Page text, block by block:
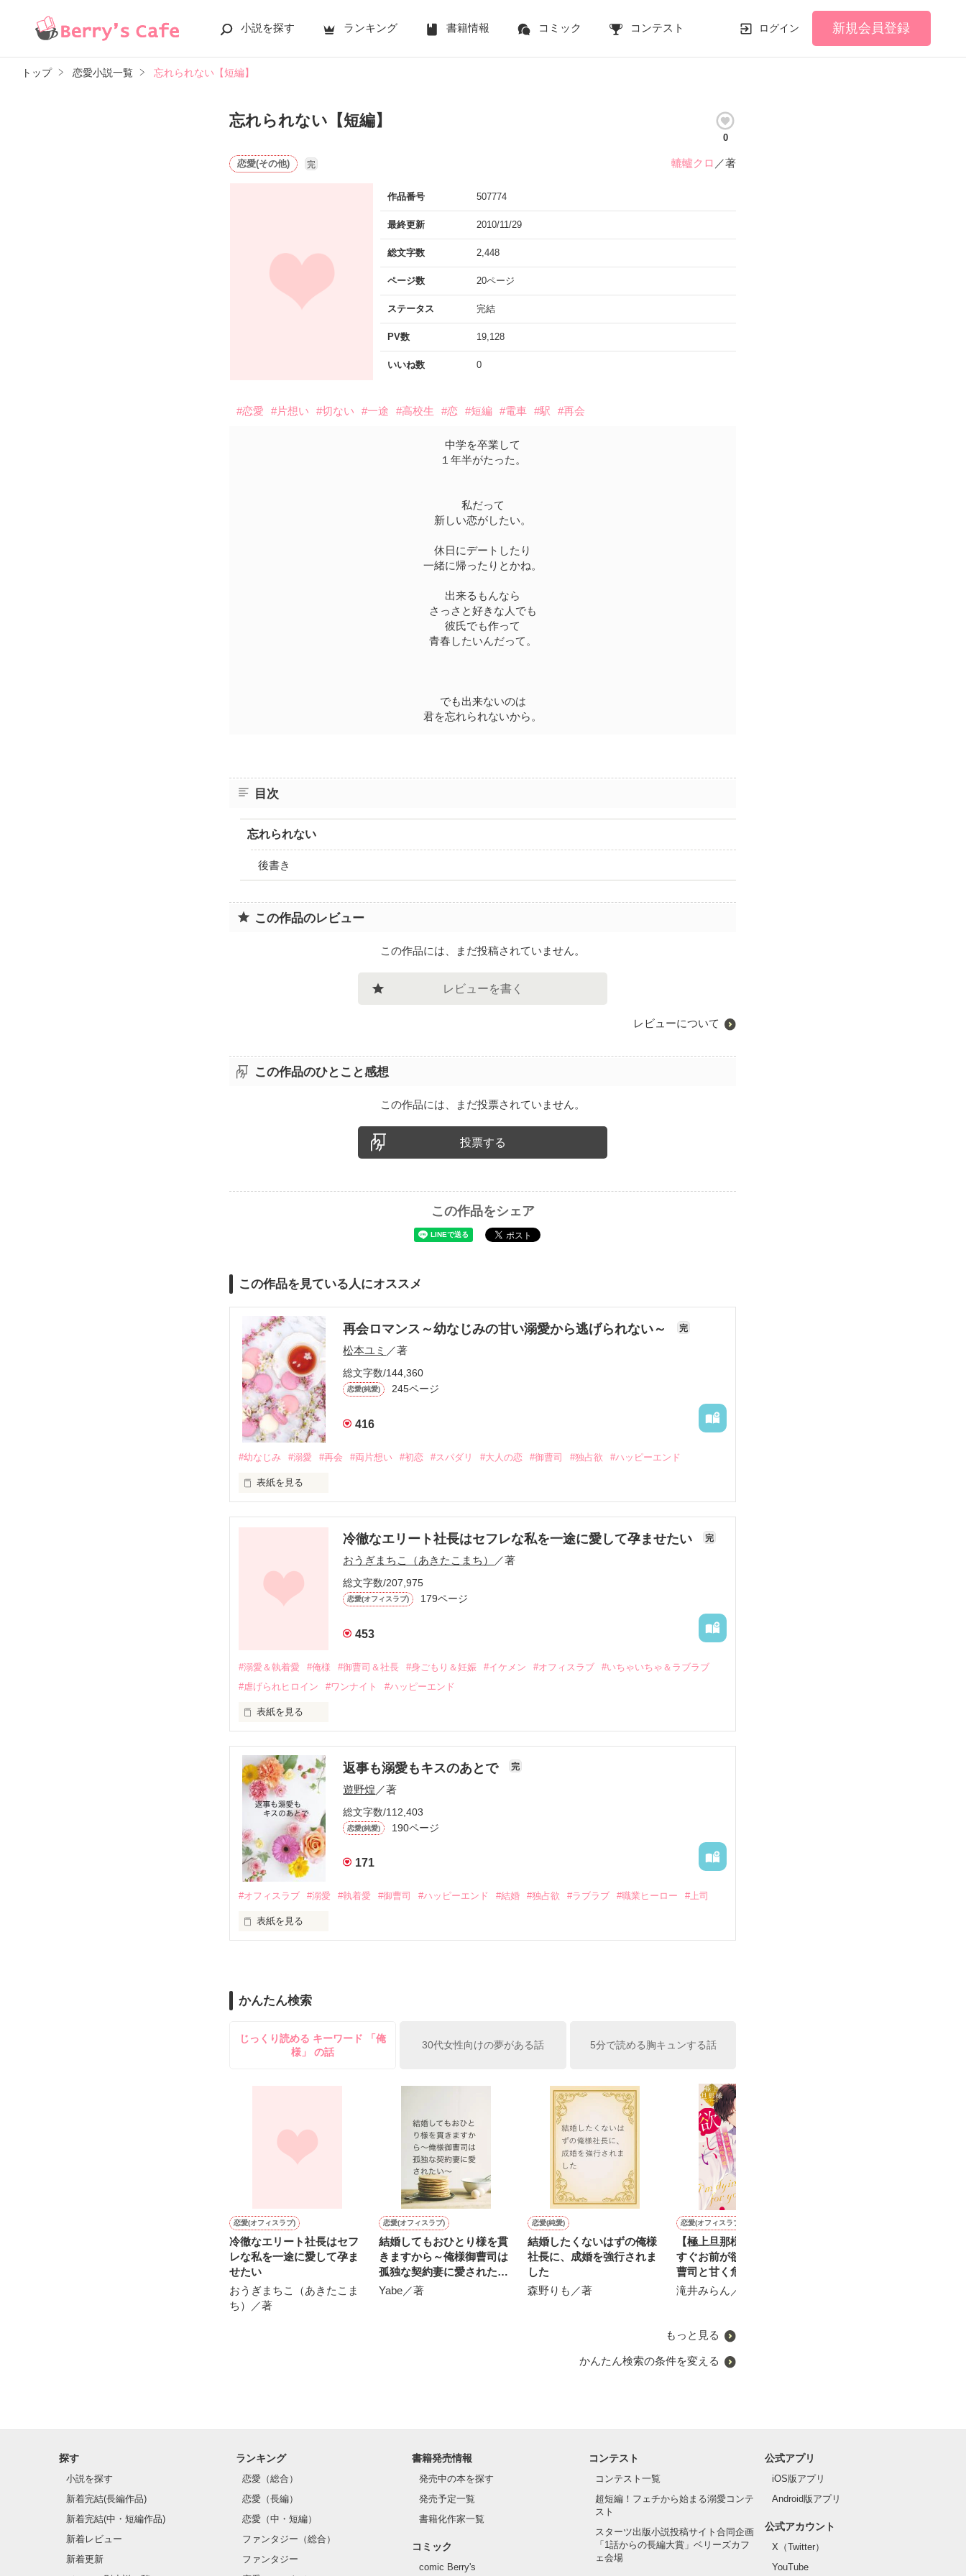
小説を探す ランキング 書籍情報 コミック コンテスト ログイン 新規会員登録
トップ 恋愛小説一覧 忘れられない【短編】
忘れられない【短編】
0
恋愛(その他) 完 轆轤クロ ／著
作品番号 507774
最終更新 2010/11/29
総文字数 2,448
ページ数 20ページ
ステータス 完結
PV数 19,128
いいね数 0
#恋愛 #片想い #切ない #一途 #高校生 #恋 #短編 #電車 #駅 #再会
中学を卒業して
１年半がたった。
私だって
新しい恋がしたい。
休日にデートしたり
一緒に帰ったりとかね。
出来るもんなら
さっさと好きな人でも
彼氏でも作って
青春したいんだって。
でも出来ないのは
君を忘れられないから。
目次
忘れられない
後書き
この作品のレビュー
この作品には、まだ投稿されていません。
レビューを書く
レビューについて
この作品のひとこと感想
この作品には、まだ投票されていません。
投票する
この作品をシェア
この作品を見ている人にオススメ
再会ロマンス～幼なじみの甘い溺愛から逃げられない～ 完
松本ユミ ／著
総文字数/144,360
恋愛(純愛) 245ページ
416
#幼なじみ #溺愛 #再会 #両片想い #初恋 #スパダリ #大人の恋 #御曹司 #独占欲 #ハッピーエンド
表紙を見る
しかし、ある出来事をきっかけに二人の関係は壊れてしまう。
関係修復もできないまま、美桜は両親の離婚によって
引っ越すことになり、哲平とも離れ離れになった。
そして、ひょんなことから
酔った勢いで一夜を共にしてしまった。
さらに、美桜が初めてだと知った哲平は
甘やかしてくる。
そんなある日、哲平は美桜がストーカー被害に
遭っていることを知る。
美桜を守るため、哲平は同居を提案してきて――。
夏木美桜(なつきみお)
✕
鳴海哲平 (なるみてっぺい)
止まっていたはずの二人の時間が、再び動き出す。
冷徹なエリート社長はセフレな私を一途に愛して孕ませたい 完
おうぎまちこ（あきたこまち） ／著
総文字数/207,975
恋愛(オフィスラブ) 179ページ
453
#溺愛＆執着愛 #俺様 #御曹司＆社長 #身ごもり＆妊娠 #イケメン #オフィスラブ
#いちゃいちゃ＆ラブラブ
#虐げられヒロイン
#ワンナイト #ハッピーエンド
表紙を見る
帰国後、美桜は新しい職場でワンナイトした美青年と再会。なんと彼の正体は、とある財閥御曹司に
も関わらず、一族を離れて起業した新進気鋭の実業家、社内でも冷徹だと評判な社長――御影恭司その
人だったのだ――！
なぜか恭司から飼い猫の世話係を命じられた美桜は、猫の世話を口実にしばしば呼び出された上、二
返事も溺愛もキスのあとで 完
遊野煌 ／著
総文字数/112,403
恋愛(純愛) 190ページ
171
#オフィスラブ #溺愛 #執着愛 #御曹司 #ハッピーエンド #結婚 #独占欲 #ラブラブ #職業ヒーロー #上司
表紙を見る
雪瀬鷹哉（29）が『──俺と結婚してくれないか』といきなりプロポーズをしてきた上、同居まで提案
鷹哉『宜しくな、俺の雛子』🦅
雛子『俺の……ひぃ、雛子？！！！』🐥
シゴデキで冷徹な上司が見せる素顔は、なぜか想像以上に甘くて……🐥💓🦅
※表紙も作中使用の画像も全てフリー素材です。
※執筆期間2026.6.3〜7.20完結です。
※他サイトさんにて恋愛トレンド1位でした〜良かったら読んで頂けると嬉しいです。
作品を読む
かんたん検索
じっくり読める キーワード 「俺
様」 の話
30代女性向けの夢がある話 5分で読める胸キュンする話
恋愛(オフィスラブ)
冷徹なエリート社長はセフ
レな私を一途に愛して孕ま
せたい
おうぎまちこ（あきたこま
ち）／著
恋愛(オフィスラブ)
結婚してもおひとり様を貫
きますから～俺様御曹司は
孤独な契約妻に愛されたい
～
Yabe／著
恋愛(純愛)
結婚したくないはずの俺様
社長に、成婚を強行されま
した
森野りも／著
恋愛(オフィスラブ)
【極上旦那様シリーズ】今
すぐお前が欲しい～俺様御
曹司と甘く危険な政略結婚
～
滝井みらん／著
もっと見る
かんたん検索の条件を変える
探す
小説を探す
新着完結(長編作品)
新着完結(中・短編作品)
新着レビュー
新着更新
ランキング
恋愛（総合）
恋愛（長編）
恋愛（中・短編）
ファンタジー（総合）
ファンタジー
書籍発売情報
発売中の本を探す
発売予定一覧
書籍化作家一覧
コミック
comic Berry's
コンテスト
コンテスト一覧
超短編！フェチから始まる溺愛コンテ
スト
スターツ出版小説投稿サイト合同企画
「1話からの長編大賞」ベリーズカフ
ェ会場
公式アプリ
iOS版アプリ
Android版アプリ
公式アカウント
X（Twitter）
YouTube